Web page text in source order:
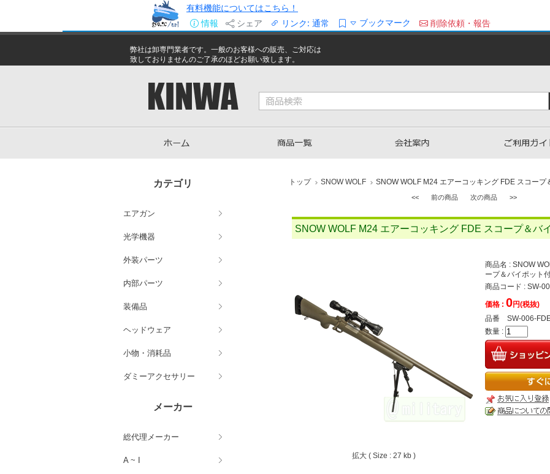
有料機能についてはこちら！
情報
シェア リンク: 通常 ブックマーク 削除依頼・報告